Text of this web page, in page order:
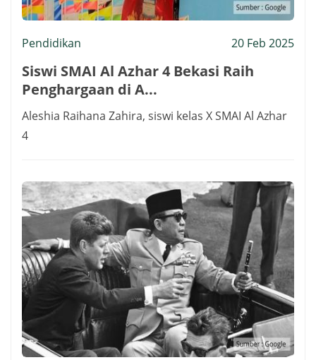
Pendidikan 20 Feb 2025
Siswi SMAI Al Azhar 4 Bekasi Raih
Penghargaan di A...
Aleshia Raihana Zahira, siswi kelas X SMAI Al Azhar
4